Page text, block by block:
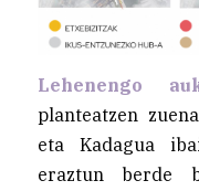
Lehenengo
planteatzen
eta Kadagua
eraztun berde